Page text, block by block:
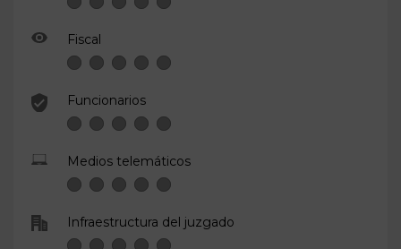
Fiscal
Funcionarios
Medios telemáticos
Infraestructura del juzgado